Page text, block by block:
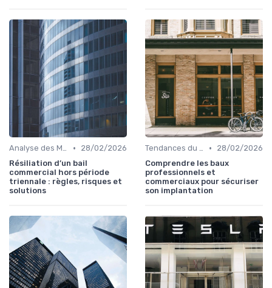
Analyse des Marchés Locaux et Globaux •
28/02/2026
Résiliation d’un bail
commercial hors période
triennale : règles, risques et
solutions
Tendances du Marché Immobilier Commercial •
28/02/2026
Comprendre les baux
professionnels et
commerciaux pour sécuriser
son implantation